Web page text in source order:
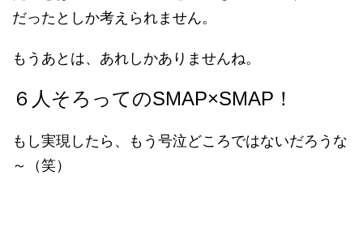
だったとしか考えられません。
もうあとは、あれしかありませんね。
６人そろってのSMAP×SMAP！
もし実現したら、もう号泣どころではないだろうな
～（笑）